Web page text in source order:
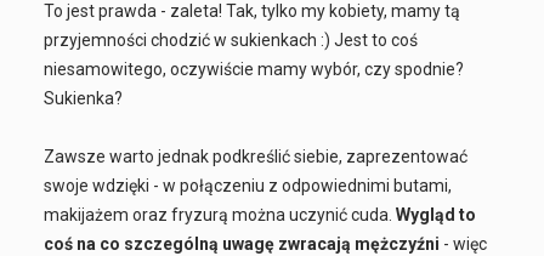
To jest prawda - zaleta! Tak, tylko my kobiety, mamy tą
przyjemności chodzić w sukienkach :) Jest to coś
niesamowitego, oczywiście mamy wybór, czy spodnie?
Sukienka?
Zawsze warto jednak podkreślić siebie, zaprezentować
swoje wdzięki - w połączeniu z odpowiednimi butami,
makijażem oraz fryzurą można uczynić cuda.Wygląd to
coś na co szczególną uwagę zwracają mężczyźni - więc